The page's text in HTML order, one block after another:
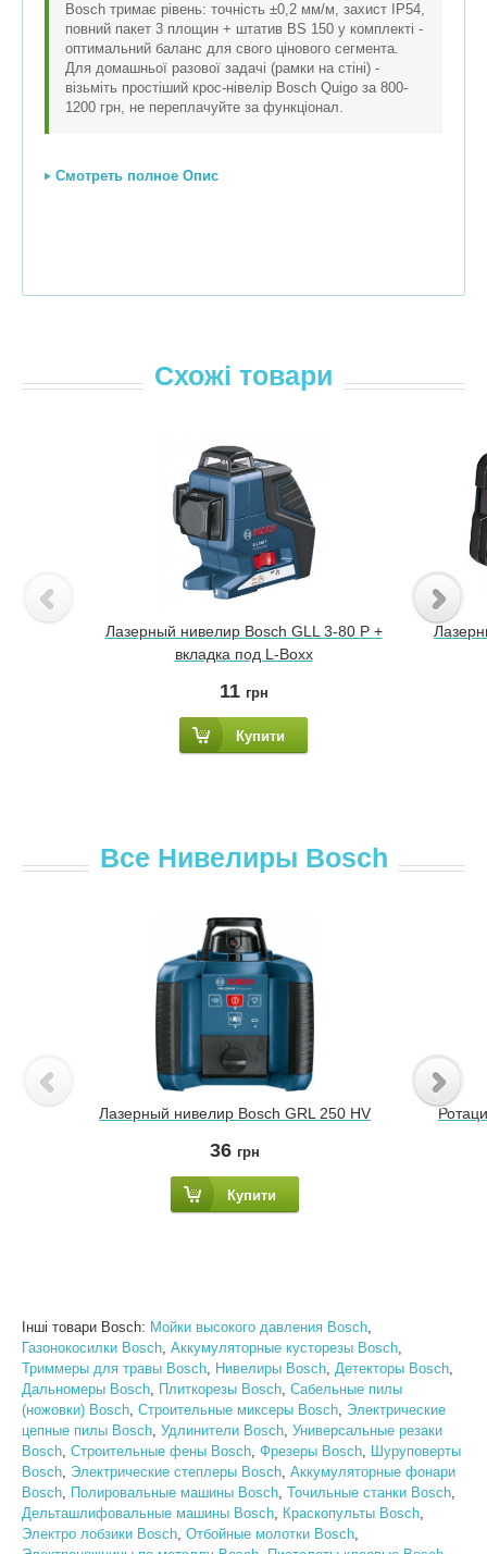
Bosch тримає рівень: точність ±0,2 мм/м, захист IP54,
повний пакет 3 площин + штатив BS 150 у комплекті -
оптимальний баланс для свого цінового сегмента.
Для домашньої разової задачі (рамки на стіні) -
візьміть простіший крос-нівелір Bosch Quigo за 800-
1200 грн, не переплачуйте за функціонал.
Смотреть полное Опис
Схожі товари
Лазерный нивелир Bosch GLL 3-80 P +
вкладка под L-Boxx
11 грн
Купити
Все Нивелиры Bosch
Лазерный нивелир Bosch GRL 250 HV
36 грн
Купити
Інші товари Bosch: Мойки высокого давления Bosch,
Газонокосилки Bosch, Аккумуляторные кусторезы Bosch,
Триммеры для травы Bosch, Нивелиры Bosch, Детекторы Bosch,
Дальномеры Bosch, Плиткорезы Bosch, Сабельные пилы
(ножовки) Bosch, Строительные миксеры Bosch, Электрические
цепные пилы Bosch, Удлинители Bosch, Универсальные резаки
Bosch, Строительные фены Bosch, Фрезеры Bosch, Шуруповерты
Bosch, Электрические степлеры Bosch, Аккумуляторные фонари
Bosch, Полировальные машины Bosch, Точильные станки Bosch,
Дельташлифовальные машины Bosch, Краскопульты Bosch,
Электро лобзики Bosch, Отбойные молотки Bosch,